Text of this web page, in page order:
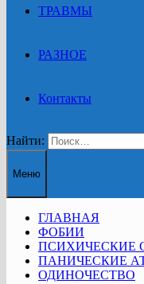
ТРАВМЫ
РАЗНОЕ
Контакты
Найти:
Меню
ГЛАВНАЯ
ФОБИИ
ПСИХИЧЕСКИЕ
ПАНИЧЕСКИЕ
ОДИНОЧЕСТВО